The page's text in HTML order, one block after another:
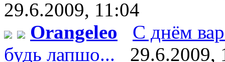
29.6.2009, 11:04
Orangeleo
С днём
будь лапшо...
29.6.2009,